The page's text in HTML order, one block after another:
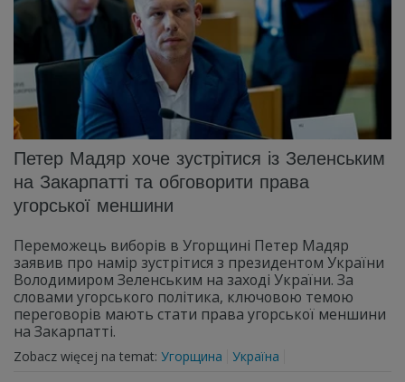
Петер Мадяр хоче зустрітися із Зеленським
на Закарпатті та обговорити права
угорської меншини
Переможець виборів в Угорщині Петер Мадяр
заявив про намір зустрітися з президентом України
Володимиром Зеленським на заході України. За
словами угорського політика, ключовою темою
переговорів мають стати права угорської меншини
на Закарпатті.
Zobacz więcej na temat: Угорщина Україна